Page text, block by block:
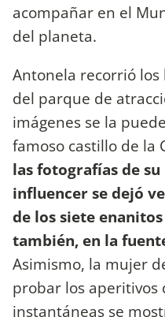
acompañar en el
del planeta.
Antonela recorrió
del parque de
imágenes se la
famoso castillo de la
las fotografías de
influencer se dejó
de los siete
también, en la
Asimismo, la mujer
probar los aperitivos
instantáneas se